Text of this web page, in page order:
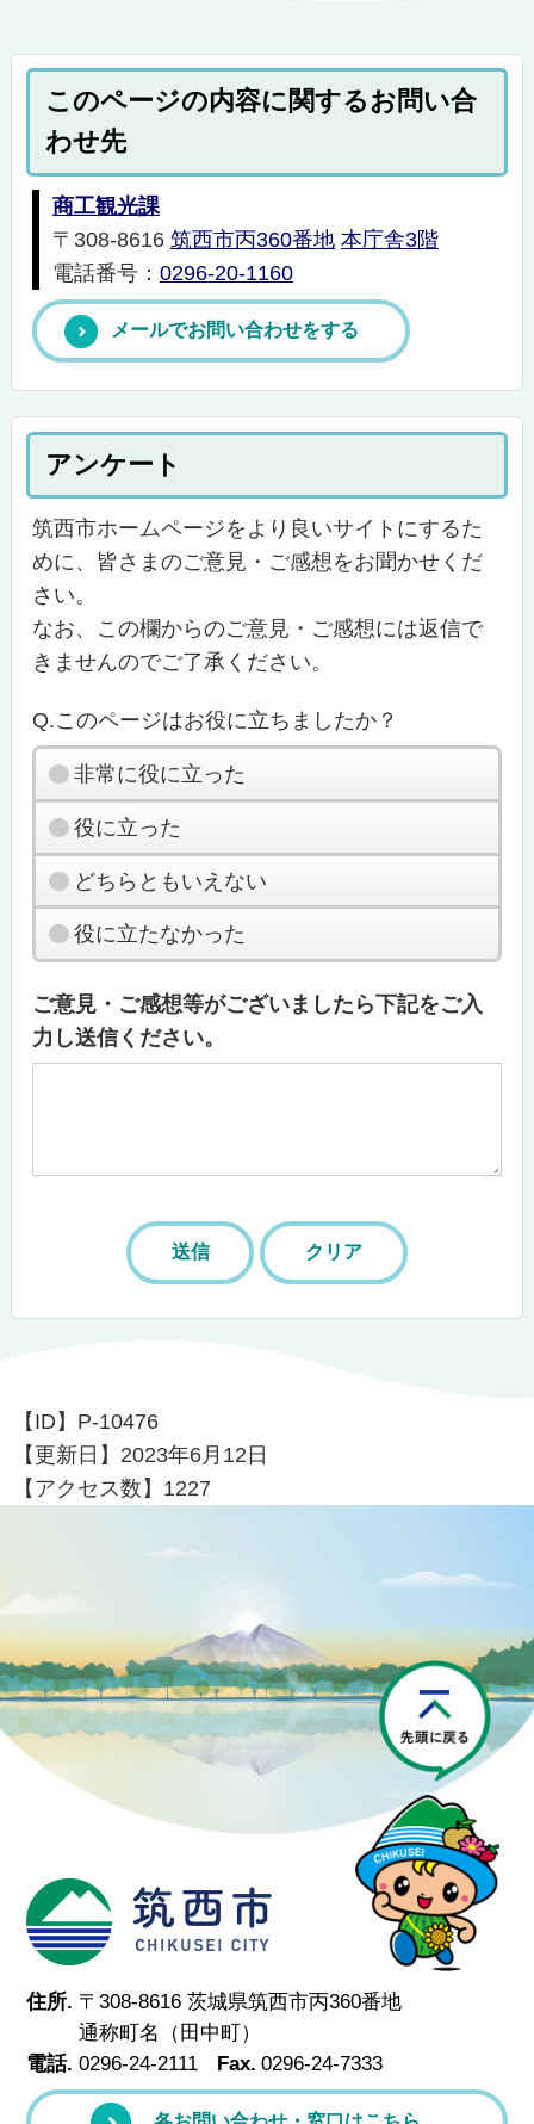
このページの内容に関するお問い合
わせ先
商工観光課
〒308-8616 筑西市丙360番地 本庁舎3階
電話番号： 0296-20-1160
メールでお問い合わせをする
アンケート
筑西市ホームページをより良いサイトにするた
めに、皆さまのご意見・ご感想をお聞かせくだ
さい。
なお、この欄からのご意見・ご感想には返信で
きませんのでご了承ください。
Q.このページはお役に立ちましたか？
非常に役に立った
役に立った
どちらともいえない
役に立たなかった
ご意見・ご感想等がございましたら下記をご入
力し送信ください。
【ID】 P-10476
【更新日】 2023年6月12日
【アクセス数】 1227
筑西市
住所. 〒308-8616 茨城県筑西市丙360番地
通称町名（田中町）
電話. 0296-24-2111 Fax. 0296-24-7333